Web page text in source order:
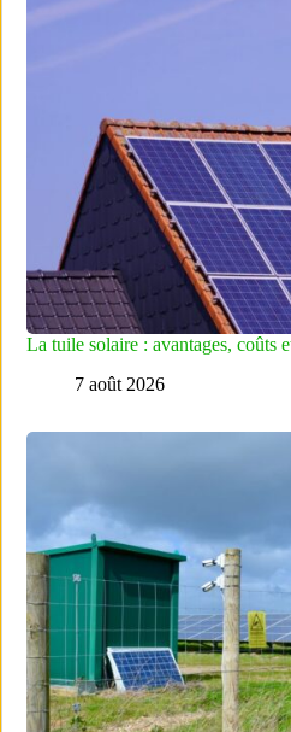
La tuile solaire : avantages, coûts
7 août 2026